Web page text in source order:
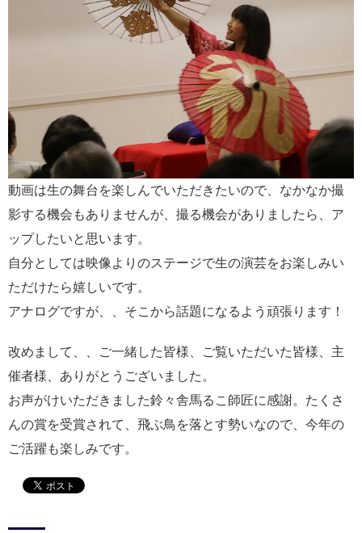
動画は生の舞台を楽しんでいただきたいので、なかなか撮
影する機会もありませんが、撮る機会がありましたら、ア
ップしたいと思います。
自分としては映像よりのステージで生の演芸をお楽しみい
ただけたら嬉しいです。
アナログですが、、そこから話題になるよう頑張ります！
改めまして、、ご一緒した皆様、ご覧いただいた皆様、主
催者様、ありがとうございました。
お声がけいただきました鈴々舎馬るこ師匠に感謝。たくさ
んの賞を受賞されて、飛ぶ鳥を落とす勢いなので、今年の
ご活躍も楽しみです。